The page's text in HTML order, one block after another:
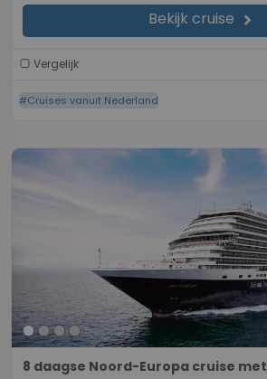
Bekijk cruise chevron_right
Vergelijk
#Cruises vanuit Nederland
8 daagse Noord-Europa cruise